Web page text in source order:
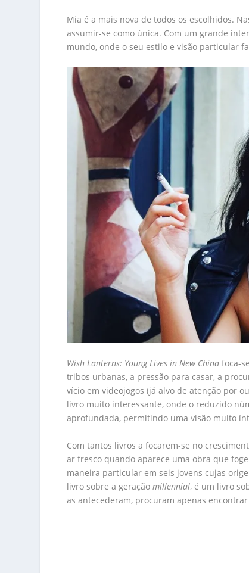
Mia é a mais nova de todos os escolhidos.
assumir-se como única. Com um grande
mundo, onde o seu estilo e visão particular
Wish Lanterns: Young Lives in New Chinafoca-
tribos urbanas, a pressão para casar, a
vício em videojogos (já alvo de atenção por
livro muito interessante, onde o reduzido
aprofundada, permitindo uma visão muito
Com tantos livros a focarem-se no
ar fresco quando aparece uma obra que
maneira particular em seis jovens cujas
livro sobre a geração millennial, é um livro
as antecederam, procuram apenas